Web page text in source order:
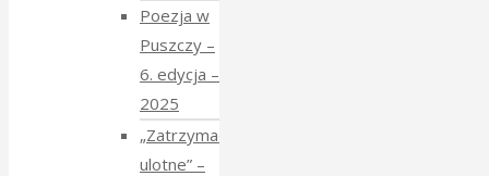
Poezja w
Puszczy –
6. edycja –
2025
„Zatrzymać
ulotne” –